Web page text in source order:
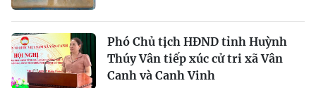
Phó Chủ tịch HĐND tỉnh Huỳnh
Thúy Vân tiếp xúc cử tri xã Vân
Canh và Canh Vinh